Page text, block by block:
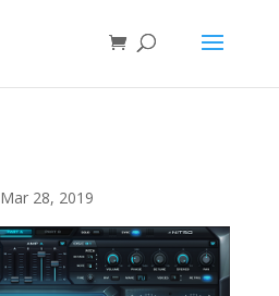
Mar 28, 2019